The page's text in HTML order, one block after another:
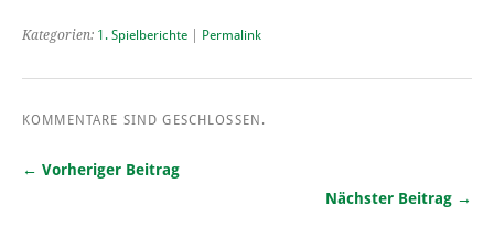
Kategorien: 1. Spielberichte Permalink
KOMMENTARE SIND GESCHLOSSEN.
← Vorheriger Beitrag
Nächster Beitrag →